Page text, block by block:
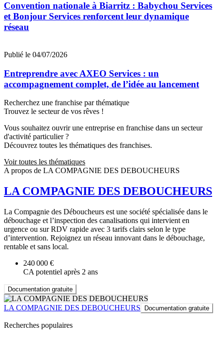
Convention nationale à Biarritz : Babychou Services
et Bonjour Services renforcent leur dynamique
réseau
Publié le 04/07/2026
Entreprendre avec AXEO Services : un
accompagnement complet, de l’idée au lancement
Recherchez une franchise par thématique
Trouvez le secteur de vos rêves !
Vous souhaitez ouvrir une entreprise en franchise dans un secteur
d'activité particulier ?
Découvrez toutes les thématiques des franchises.
Voir toutes les thématiques
A propos de LA COMPAGNIE DES DEBOUCHEURS
LA COMPAGNIE DES DEBOUCHEURS
La Compagnie des Déboucheurs est une société spécialisée dans le
débouchage et l’inspection des canalisations qui intervient en
urgence ou sur RDV rapide avec 3 tarifs clairs selon le type
d’intervention. Rejoignez un réseau innovant dans le débouchage,
rentable et sans local.
240 000 €
CA potentiel après 2 ans
Documentation gratuite
LA COMPAGNIE DES DEBOUCHEURS Documentation gratuite
Recherches populaires